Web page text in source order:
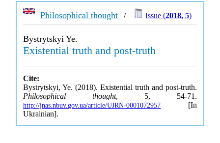
Philosophical thought / Issue (2018, 5)
Bystrytskyi Ye.
Existential truth and post-truth
Cite:
Bystrytskyi, Ye. (2018). Existential truth and post-truth.
Philosophical thought, 5, 54-71.
http://jnas.nbuv.gov.ua/article/UJRN-0001072957 [In
Ukrainian].